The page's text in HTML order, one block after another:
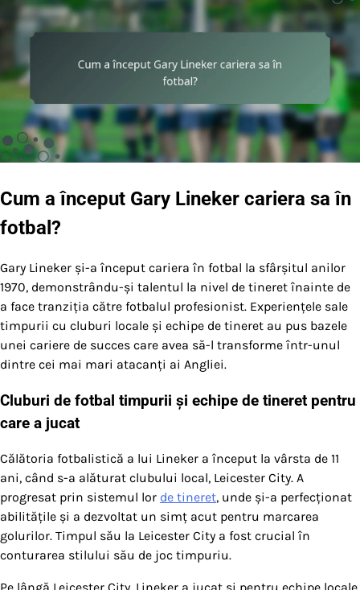
Cum a început Gary Lineker cariera sa în
fotbal?
Gary Lineker și-a început cariera în fotbal la sfârșitul anilor
1970, demonstrându-și talentul la nivel de tineret înainte de
a face tranziția către fotbalul profesionist. Experiențele sale
timpurii cu cluburi locale și echipe de tineret au pus bazele
unei cariere de succes care avea să-l transforme într-unul
dintre cei mai mari atacanți ai Angliei.
Cluburi de fotbal timpurii și echipe de tineret pentru
care a jucat
Călătoria fotbalistică a lui Lineker a început la vârsta de 11
ani, când s-a alăturat clubului local, Leicester City. A
progresat prin sistemul lor de tineret, unde și-a perfecționat
abilitățile și a dezvoltat un simț acut pentru marcarea
golurilor. Timpul său la Leicester City a fost crucial în
conturarea stilului său de joc timpuriu.